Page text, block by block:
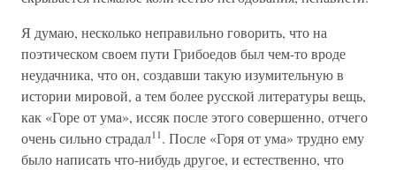
Я думаю, несколько неправильно говорить, что на
поэтическом своем пути Грибоедов был чем-то вроде
неудачника, что он, создавши такую изумительную в
истории мировой, а тем более русской литературы вещь,
как «Горе от ума», иссяк после этого совершенно, отчего
очень сильно страдал11. После «Горя от ума» трудно ему
было написать что-нибудь другое, и естественно, что